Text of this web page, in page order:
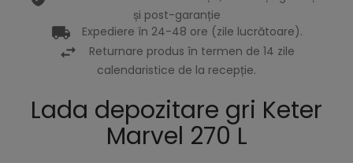
și post-garanție
Expediere în 24-48 ore (zile lucrătoare).
Returnare produs în termen de 14 zile
calendaristice de la recepție.
Lada depozitare gri Keter
Marvel 270 L